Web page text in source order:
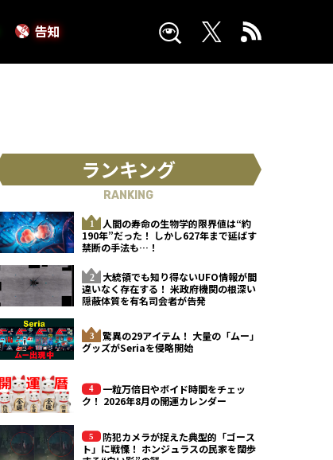
告知
ランキング
RANKING
人間の寿命の生物学的限界値は“約
190年”だった！ しかし627年まで延ばす
禁断の手法も…！
大統領でも知り得ないUFO情報が間
違いなく存在する！ 米政府機関の根深い
隠蔽体質を有名司会者が告発
驚異の29アイテム！ 大量の「ムー」
グッズがSeriaを侵略開始
一粒万倍日やボイド時間をチェッ
ク！ 2026年8月の開運カレンダー
防犯カメラが捉えた典型的「ゴース
ト」に戦慄！ ホンジュラスの民家を闊歩